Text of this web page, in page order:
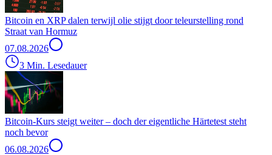
Bitcoin en XRP dalen terwijl olie stijgt door teleurstelling rond
Straat van Hormuz
07.08.2026
3 Min. Lesedauer
Bitcoin-Kurs steigt weiter – doch der eigentliche Härtetest steht
noch bevor
06.08.2026